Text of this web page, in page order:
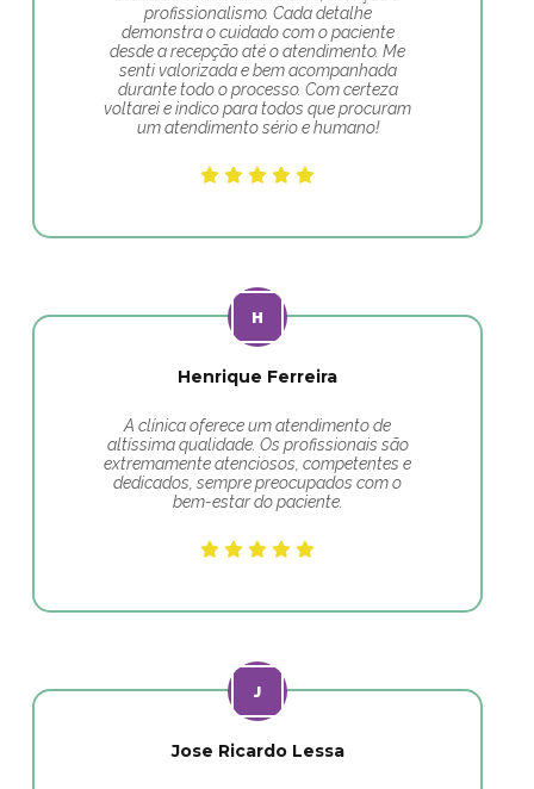
profissionalismo. Cada detalhe
demonstra o cuidado com o paciente
desde a recepção até o atendimento. Me
senti valorizada e bem acompanhada
durante todo o processo. Com certeza
voltarei e indico para todos que procuram
um atendimento sério e humano!
Henrique Ferreira
A clínica oferece um atendimento de
altíssima qualidade. Os profissionais são
extremamente atenciosos, competentes e
dedicados, sempre preocupados com o
bem-estar do paciente.
Jose Ricardo Lessa